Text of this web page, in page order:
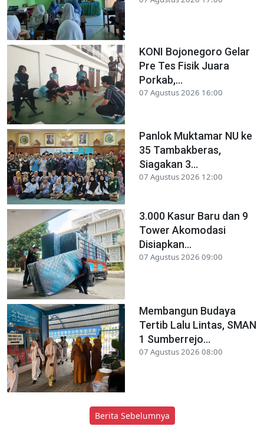
KONI Bojonegoro Gelar
Pre Tes Fisik Juara
Porkab,...
07 Agustus 2026 16:00
Panlok Muktamar NU ke
35 Tambakberas,
Siagakan 3...
07 Agustus 2026 12:00
3.000 Kasur Baru dan 9
Tower Akomodasi
Disiapkan...
07 Agustus 2026 09:00
Membangun Budaya
Tertib Lalu Lintas, SMAN
1 Sumberrejo...
07 Agustus 2026 08:00
Berita Sebelumnya